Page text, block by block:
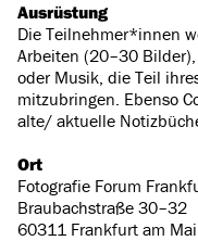
Ausrüstung
Die Teilnehmer*innen
Arbeiten (20–30
oder Musik, die Teil
mitzubringen. Ebenso
alte/ aktuelle
Ort
Fotografie Forum
Braubachstraße 30–32
60311 Frankfurt am